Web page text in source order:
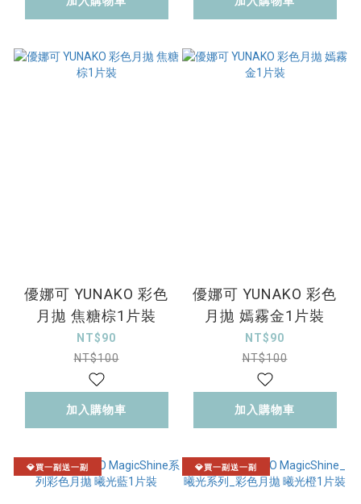
優娜可 YUNAKO 彩色
月拋 焦糖棕1片裝
NT$90
NT$100
加入購物車
優娜可 YUNAKO 彩色
月拋 嫣霧金1片裝
NT$90
NT$100
加入購物車
💎買一副送一副 💎買一副送一副